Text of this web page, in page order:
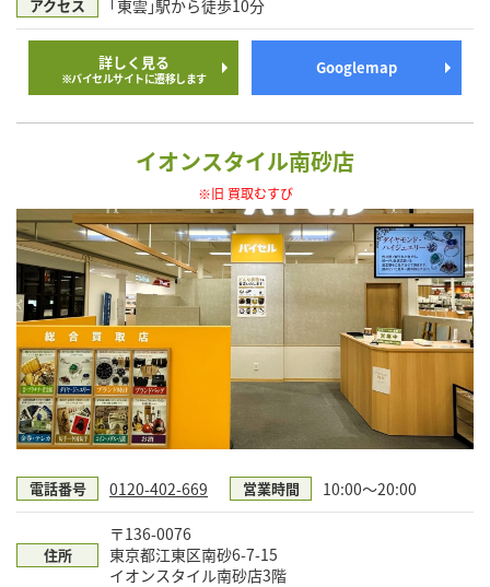
アクセス ｢東雲｣駅から徒歩10分
詳しく見る
※バイセルサイトに遷移します
Googlemap
イオンスタイル南砂店
※旧 買取むすび
電話番号 0120-402-669 営業時間 10:00〜20:00
住所
〒136-0076
東京都江東区南砂6-7-15
イオンスタイル南砂店3階